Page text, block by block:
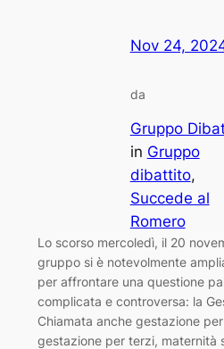
Nov 24,
da
Gruppo
in Gruppo
dibattito
Succede al
Romero
Lo scorso mercoledì, il 20
gruppo si è notevolmente
per affrontare una questione
complicata e controversa: la
Chiamata anche gestazione
gestazione per terzi, maternità